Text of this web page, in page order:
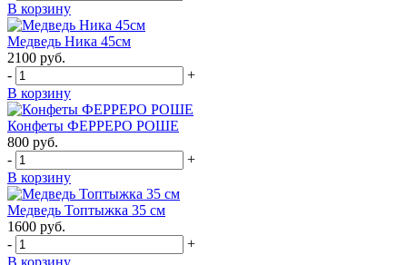
В корзину
Медведь Ника 45см
2100 руб.
-
+
В корзину
Конфеты ФЕРРЕРО РОШЕ
800 руб.
-
+
В корзину
Медведь Топтыжка 35 см
1600 руб.
-
+